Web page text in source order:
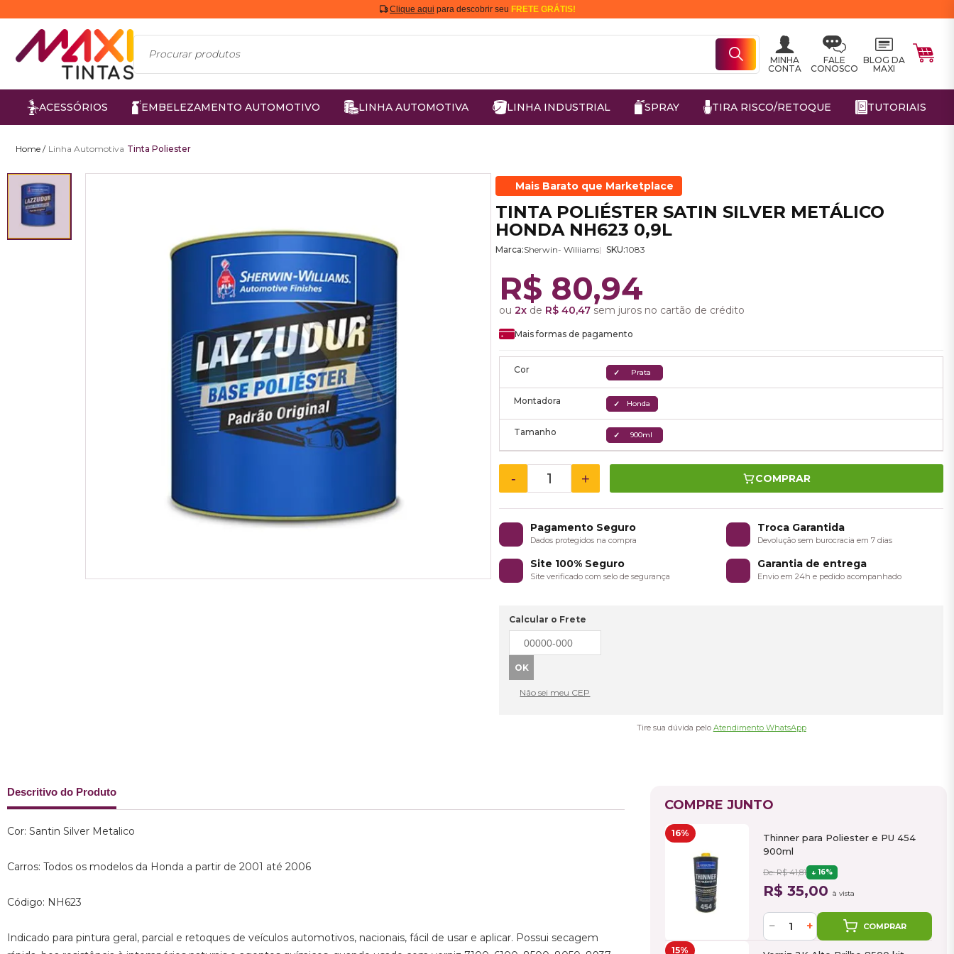
Clique aqui para descobrir seu FRETE GRÁTIS!
MINHA
CONTA
FALE
CONOSCO
BLOG DA
MAXI
ACESSÓRIOS EMBELEZAMENTO AUTOMOTIVO LINHA AUTOMOTIVA LINHA INDUSTRIAL SPRAY TIRA RISCO/RETOQUE TUTORIAIS
Linha Automotiva Tinta Poliester
Mais Barato que Marketplace
TINTA POLIÉSTER SATIN SILVER METÁLICO
HONDA NH623 0,9L
Marca:Sherwin- Wiliiams SKU:1083
R$ 80,94
ou2x de R$ 40,47 sem juros no cartão de crédito
Mais formas de pagamento
Cor Prata
Montadora Honda
Tamanho 900ml
- + COMPRAR
Pagamento Seguro
Dados protegidos na compra
Troca Garantida
Devolução sem burocracia em 7 dias
Site 100% Seguro
Site verificado com selo de segurança
Garantia de entrega
Envio em 24h e pedido acompanhado
Calcular o Frete
Não sei meu CEP
Tire sua dúvida pelo Atendimento WhatsApp
Descritivo do Produto
Cor: Santin Silver Metalico
Carros: Todos os modelos da Honda a partir de 2001 até 2006
Código: NH623
Indicado para pintura geral, parcial e retoques de veículos automotivos, nacionais, fácil de usar e aplicar. Possui secagem
COMPRE JUNTO
16%
Thinner para Poliester e PU 454
900ml
De: R$ 41,81 16%
R$ 35,00 à vista
− + COMPRAR
15%